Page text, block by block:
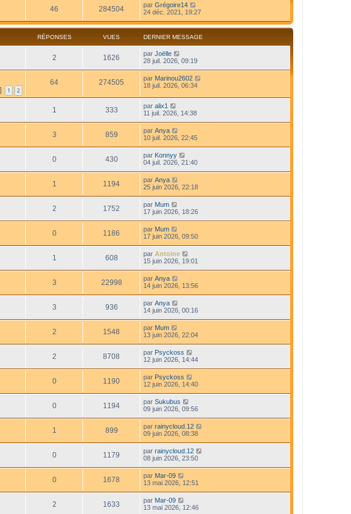
46 284504 par Grégoire14
24 déc. 2021, 19:27
RÉPONSES VUES DERNIER MESSAGE
2 1626 par Joëlle
28 juil. 2026, 09:19
1 2
64 274505 par Marinou2602
18 juil. 2026, 06:34
1 333 par alix1
11 juil. 2026, 14:38
3 859 par Anya
10 juil. 2026, 22:45
0 430 par Konnyy
04 juil. 2026, 21:40
1 1194 par Anya
25 juin 2026, 22:18
2 1752 par Mum
17 juin 2026, 18:26
0 1186 par Mum
17 juin 2026, 09:50
1 608 par Antoine
15 juin 2026, 19:01
3 22998 par Anya
14 juin 2026, 13:56
3 936 par Anya
14 juin 2026, 00:16
2 1548 par Mum
13 juin 2026, 22:04
2 8708 par Psyckoss
12 juin 2026, 14:44
0 1190 par Psyckoss
12 juin 2026, 14:40
0 1194 par Sukubus
09 juin 2026, 09:56
1 899 par rainycloud.12
09 juin 2026, 08:38
0 1179 par rainycloud.12
08 juin 2026, 23:50
0 1678 par Mar-09
13 mai 2026, 12:51
2 1633 par Mar-09
13 mai 2026, 12:46